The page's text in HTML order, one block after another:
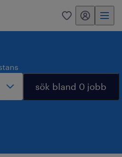
0 mitt randstad
sök bland 0 jobb